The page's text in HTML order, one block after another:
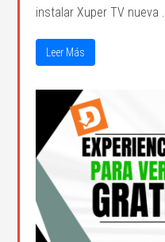
instalar Xuper TV nueva ...
Leer Más